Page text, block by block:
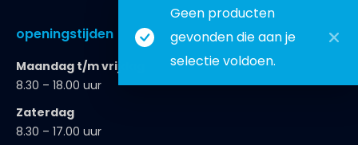
Geen producten
gevonden die aan je
selectie voldoen.
openingstijden
Maandag t/m vrijdag
8.30 – 18.00 uur
Zaterdag
8.30 – 17.00 uur